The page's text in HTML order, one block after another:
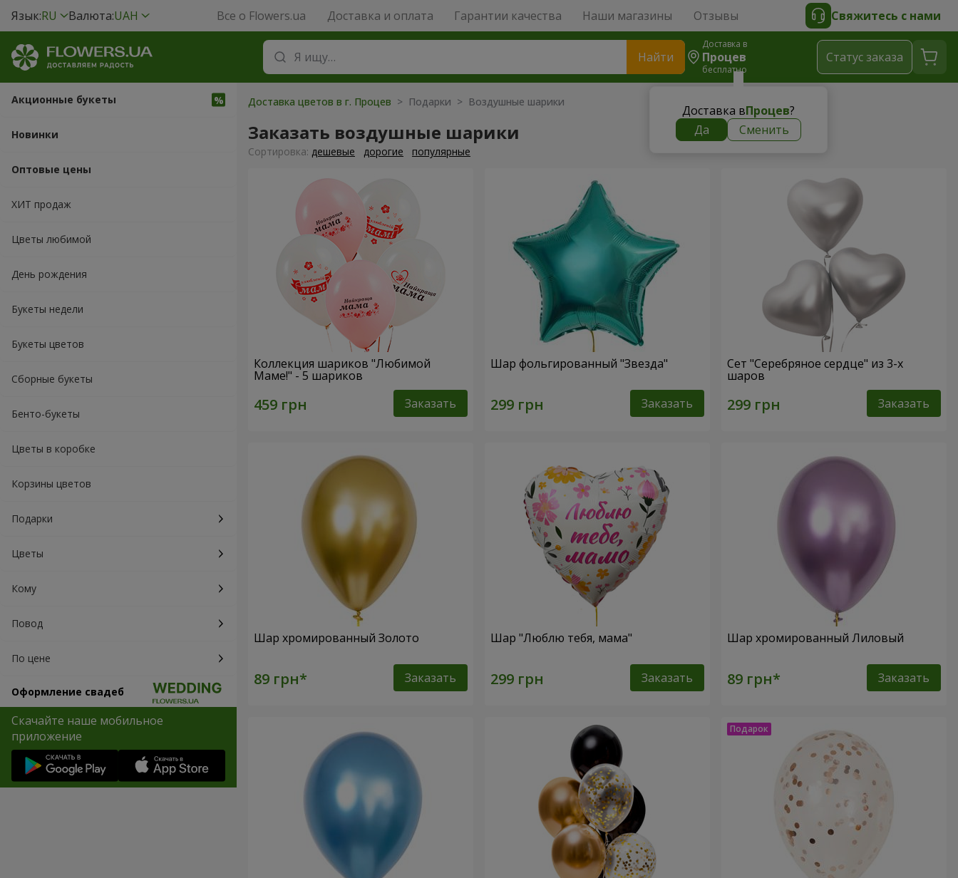
Язык:RU Валюта:UAH Все о Flowers.ua Доставка и оплата Гарантии качества Наши магазины Отзывы Свяжитесь с нами
Найти
Доставка в
Процев
бесплатно
Доставка вПроцев?
Да
Сменить
Cтатус заказа
Акционные букеты
Новинки
Оптовые цены
ХИТ продаж
Цветы любимой
День рождения
Букеты недели
Букеты цветов
Сборные букеты
Бенто-букеты
Цветы в коробке
Корзины цветов
Подарки
Цветы
Кому
Повод
По цене
Оформление свадеб
Скачайте наше мобильное
приложение
Доставка цветов в г. Процев > Подарки > Воздушные шарики
Заказать воздушные шарики
Cортировка: дешевые дорогие популярные
Коллекция шариков "Любимой
Маме!" - 5 шариков
Заказать
Шар фольгированный "Звезда"
Заказать
Сет "Серебряное сердце" из 3-х
шаров
Заказать
Шар хромированный Золото
Заказать
Шар "Люблю тебя, мама"
Заказать
Шар хромированный Лиловый
Заказать